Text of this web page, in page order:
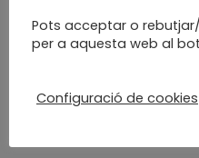
Pots acceptar o
per a aquesta web al
Configuració de cookies